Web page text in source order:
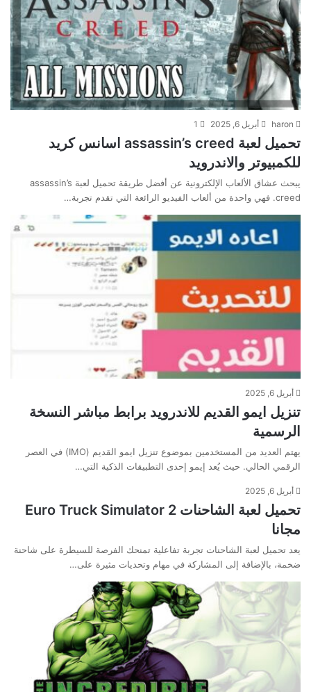
haron أبريل 6, 2025 1
تحميل لعبة assassin’s creed اسانس كريد
للكمبيوتر والاندرويد
يبحث عشاق الألعاب الإلكترونية عن أفضل طريقة تحميل لعبة assassin’s
creed. فهي واحدة من ألعاب الفيديو الرائعة التي تقدم تجربة…
أبريل 6, 2025
تنزيل ايمو القديم للاندرويد برابط مباشر النسخة
الرسمية
يهتم العديد من المستخدمين بموضوع تنزيل ايمو القديم (IMO) في العصر
الرقمي الحالي. حيث يُعد إيمو إحدى التطبيقات الذكية التي…
أبريل 6, 2025
تحميل لعبة الشاحنات Euro Truck Simulator 2
مجانا
يعد تحميل لعبة الشاحنات تجربة تفاعلية تمنحك الفرصة للسيطرة على شاحنة
ضخمة، بالإضافة إلى المشاركة في مهام وتحديات مثيرة على…